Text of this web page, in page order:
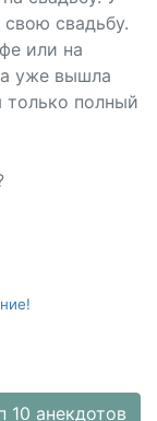
свою свадьбу.
или на
уже вышла
полный
10 анекдотов